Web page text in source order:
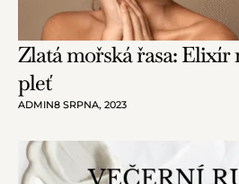
Zlatá mořská řasa: Elixír
pleť
ADMIN8 SRPNA, 2023